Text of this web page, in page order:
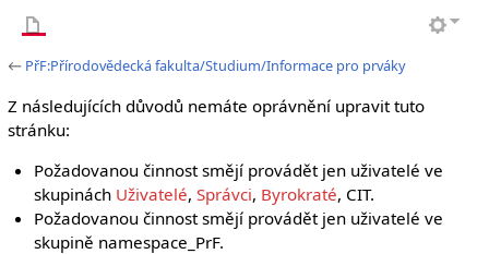
← PřF:Přírodovědecká fakulta/Studium/Informace pro prváky
Z následujících důvodů nemáte oprávnění upravit tuto
stránku:
Požadovanou činnost smějí provádět jen uživatelé ve
skupinách Uživatelé,Správci, Byrokraté, CIT.
Požadovanou činnost smějí provádět jen uživatelé ve
skupině namespace_PrF.